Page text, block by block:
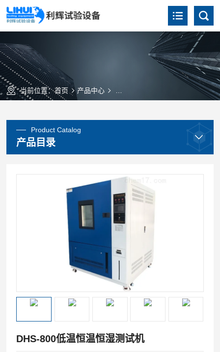
当前位置：首页 产品中心 低温恒定湿热试验箱（高精度）
Product Catalog
产品目录
DHS-800低温恒温恒湿测试机